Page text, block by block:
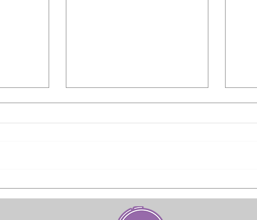
ocupación temporal en